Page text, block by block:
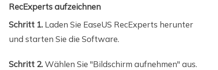
RecExperts aufzeichnen
Schritt 1.Laden Sie EaseUS RecExperts herunter
und starten Sie die Software.
Schritt 2.Wählen Sie "Bildschirm aufnehmen" aus.